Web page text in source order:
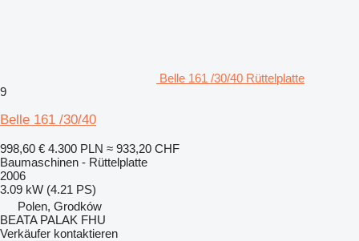
Belle 161 /30/40 Rüttelplatte
9
Belle 161 /30/40
998,60 € 4.300 PLN ≈ 933,20 CHF
Baumaschinen - Rüttelplatte
2006
3.09 kW (4.21 PS)
Polen, Grodków
BEATA PALAK FHU
Verkäufer kontaktieren